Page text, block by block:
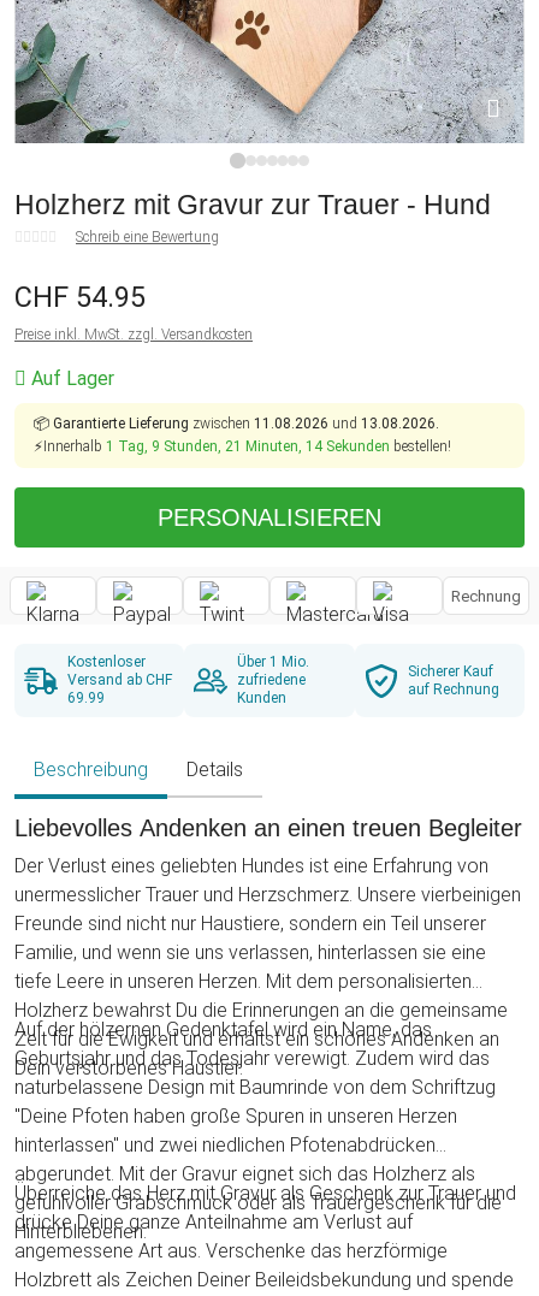
Holzherz mit Gravur zur Trauer - Hund
Schreib eine Bewertung
CHF 54.95
Preise inkl. MwSt. zzgl. Versandkosten
Auf Lager
📦 Garantierte Lieferung zwischen 11.08.2026 und 13.08.2026.
⚡Innerhalb 1 Tag, 9 Stunden, 21 Minuten, 14 Sekunden bestellen!
PERSONALISIEREN
Rechnung
Kostenloser
Versand ab CHF
69.99
Über 1 Mio.
zufriedene
Kunden
Sicherer Kauf
auf Rechnung
Beschreibung Details
Liebevolles Andenken an einen treuen Begleiter
Der Verlust eines geliebten Hundes ist eine Erfahrung von
unermesslicher Trauer und Herzschmerz. Unsere vierbeinigen
Freunde sind nicht nur Haustiere, sondern ein Teil unserer
Familie, und wenn sie uns verlassen, hinterlassen sie eine
tiefe Leere in unseren Herzen. Mit dem personalisierten
Holzherz bewahrst Du die Erinnerungen an die gemeinsame
Zeit für die Ewigkeit und erhältst ein schönes Andenken an
Dein verstorbenes Haustier.
Auf der hölzernen Gedenktafel wird ein Name, das
Geburtsjahr und das Todesjahr verewigt. Zudem wird das
naturbelassene Design mit Baumrinde von dem Schriftzug
"Deine Pfoten haben große Spuren in unseren Herzen
hinterlassen" und zwei niedlichen Pfotenabdrücken
abgerundet. Mit der Gravur eignet sich das Holzherz als
gefühlvoller Grabschmuck oder als Trauergeschenk für die
Hinterbliebenen.
Überreiche das Herz mit Gravur als Geschenk zur Trauer und
drücke Deine ganze Anteilnahme am Verlust auf
angemessene Art aus. Verschenke das herzförmige
Holzbrett als Zeichen Deiner Beileidsbekundung und spende